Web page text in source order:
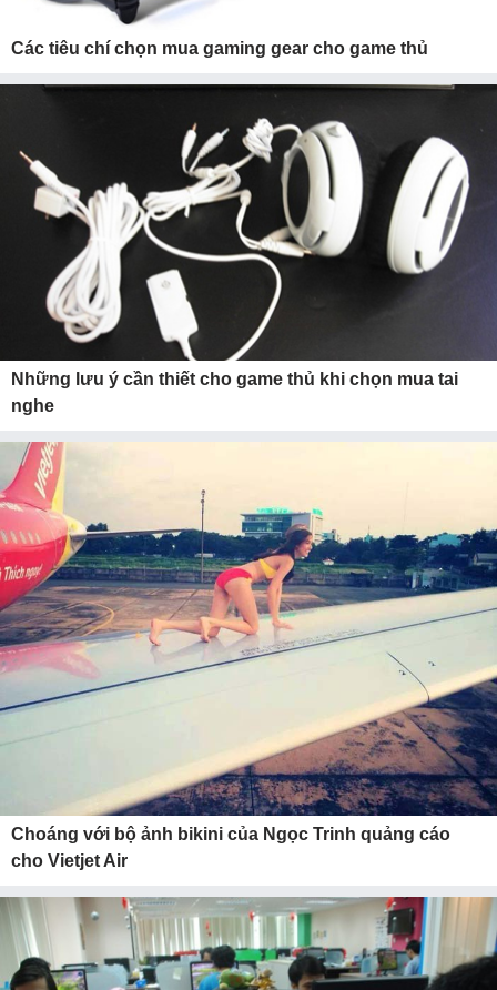
Các tiêu chí chọn mua gaming gear cho game thủ
Những lưu ý cần thiết cho game thủ khi chọn mua tai
nghe
Choáng với bộ ảnh bikini của Ngọc Trinh quảng cáo
cho Vietjet Air